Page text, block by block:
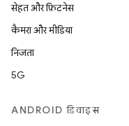
सेहत और फ़िटनेस
कैमरा और मीडिया
निजता
5G
ANDROID डिवाइस